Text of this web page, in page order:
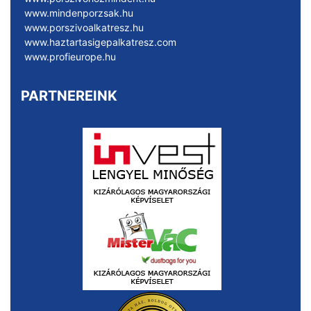
www.mindenporzsak.hu
www.porszivoalkatresz.hu
www.haztartasigepalkatresz.com
www.profieurope.hu
PARTNEREINK